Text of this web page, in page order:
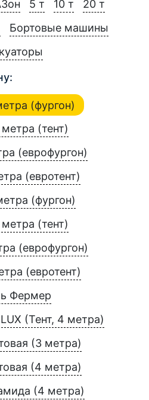
5 т 10 т
20 т
Бортовые машины
(фургон)
(тент)
(еврофургон)
(евротент)
(фургон)
(тент)
(еврофургон)
(евротент)
Фермер
(Тент, 4 метра)
(3 метра)
(4 метра)
(4 метра)